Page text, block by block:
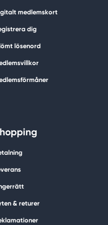
medlemskort
dig
lösenord
& returer